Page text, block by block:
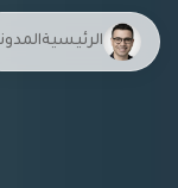
الرئيسية